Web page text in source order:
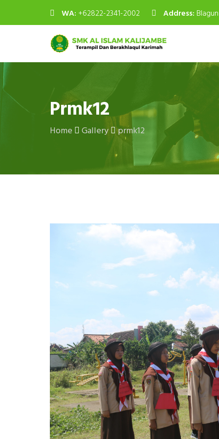
WA: +62822-2341-2002 Address:
Prmk12
Home Gallery prmk12